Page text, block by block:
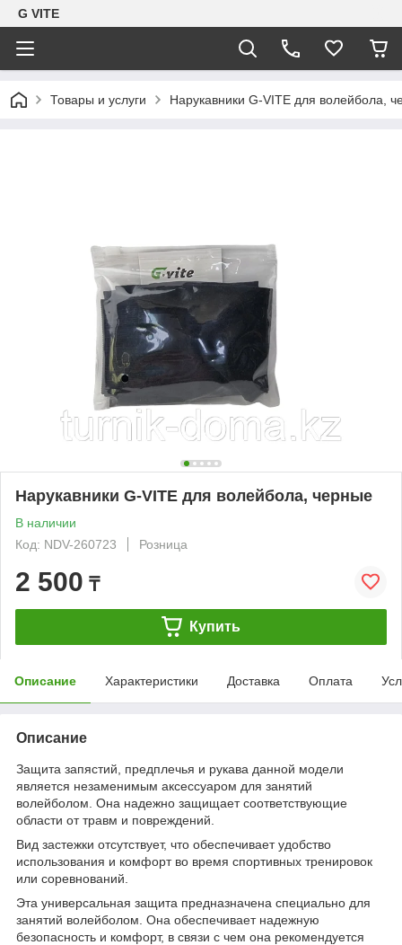
G VITE
Товары и услуги Нарукавники G-VITE для волейбола,
Нарукавники G-VITE для волейбола, черные
В наличии
Код: NDV-260723
Розница
2 500 ₸
Купить
Описание Характеристики Доставка Оплата
Описание
Защита запястий, предплечья и рукава данной модели
является незаменимым аксессуаром для занятий
волейболом. Она надежно защищает соответствующие
области от травм и повреждений.
Вид застежки отсутствует, что обеспечивает удобство
использования и комфорт во время спортивных тренировок
или соревнований.
Эта универсальная защита предназначена специально для
занятий волейболом. Она обеспечивает надежную
безопасность и комфорт, в связи с чем она рекомендуется